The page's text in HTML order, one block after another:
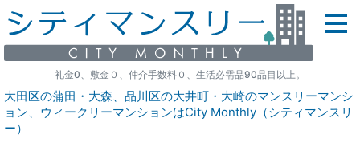
礼金0、敷金０、仲介手数料０、生活必需品90品目以上。
大田区の蒲田・大森、品川区の大井町・大崎のマンスリーマンシ
ョン、ウィークリーマンションはCity Monthly（シティマンスリ
ー）